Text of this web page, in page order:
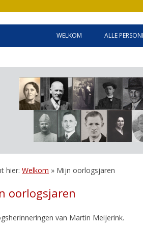
WELKOM
HANDLEIDING
ALLE
hier: Welkom » Mijn oorlogsjaren
oorlogsjaren
van Martin Meijerink.